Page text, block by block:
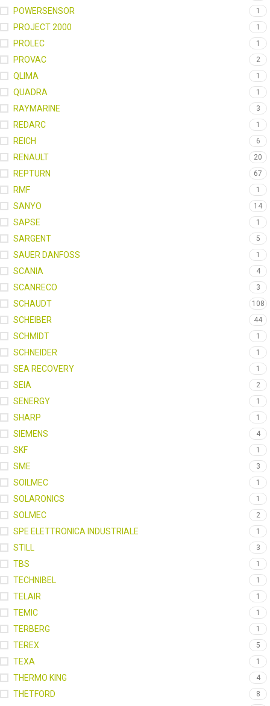
POWERSENSOR 1
PROJECT 2000 1
PROLEC 1
PROVAC 2
QLIMA 1
QUADRA 1
RAYMARINE 3
REDARC 1
REICH 6
RENAULT 20
REPTURN 67
RMF 1
SANYO 14
SAPSE 1
SARGENT 5
SAUER DANFOSS 1
SCANIA 4
SCANRECO 3
SCHAUDT 108
SCHEIBER 44
SCHMIDT 1
SCHNEIDER 1
SEA RECOVERY 1
SEIA 2
SENERGY 1
SHARP 1
SIEMENS 4
SKF 1
SME 3
SOILMEC 1
SOLARONICS 1
SOLMEC 2
SPE ELETTRONICA INDUSTRIALE 1
STILL 3
TBS 1
TECHNIBEL 1
TELAIR 1
TEMIC 1
TERBERG 1
TEREX 5
TEXA 1
THERMO KING 4
THETFORD 8